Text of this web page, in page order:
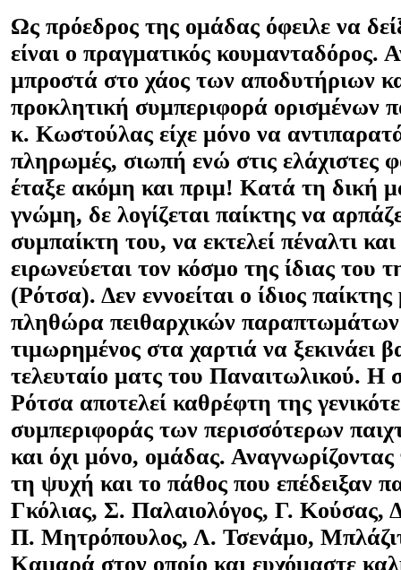
Ως πρόεδρος της ομάδας όφειλε να
είναι ο πραγματικός κουμανταδόρος.
μπροστά στο χάος των αποδυτήριων
προκλητική συμπεριφορά ορισμένων
κ. Κωστούλας είχε μόνο να
πληρωμές, σιωπή ενώ στις ελάχιστες
έταξε ακόμη και πριμ! Κατά τη δική
γνώμη, δε λογίζεται παίκτης να
συμπαίκτη του, να εκτελεί πέναλτι
ειρωνεύεται τον κόσμο της ίδιας του
(Ρότσα). Δεν εννοείται ο ίδιος
πληθώρα πειθαρχικών παραπτωμάτων
τιμωρημένος στα χαρτιά να ξεκινάει
τελευταίο ματς του Παναιτωλικού. Η
Ρότσα αποτελεί καθρέφτη της
συμπεριφοράς των περισσότερων
και όχι μόνο, ομάδας. Αναγνωρίζοντας
τη ψυχή και το πάθος που επέδειξαν
Γκόλιας, Σ. Παλαιολόγος, Γ. Κούσας,
Π. Μητρόπουλος, Λ. Τσενάμο,
Καμαρά στον οποίο και ευχόμαστε